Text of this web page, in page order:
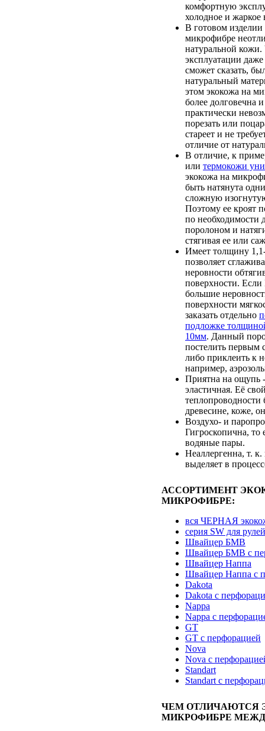
комфортную
холодное и жаркое
В готовом изделии
микрофибре
натуральной кожи.
эксплуатации
сможет сказать,
натуральный
этом экокожа на
более долговечна
практически
порезать или
стареет и не
отличие от
В отличие, к
или термокожи
экокожа на
быть натянута
сложную
Поэтому ее кроят
по необходимости
поролоном и
стягивая ее или
Имеет толщину
позволяет
неровности
поверхности.
большие
поверхности
заказать отдельно
подложке
10мм. Данный
постелить первым
либо приклеить к
например,
Приятна на ощупь
эластичная. Её
теплопроводности
древесине, коже,
Воздухо- и
Гигроскопична, то
водяные пары.
Неаллергенна, т. к.
выделяет в
АССОРТИМЕНТ
МИКРОФИБРЕ:
вся ЧЕРНАЯ
серия SW для
Швайцер БМВ
Швайцер БМВ с
Швайцер Наппа
Швайцер Наппа с
Dakota
Dakota с
Nappa
Nappa с
GT
GT с перфорацией
Nova
Nova с
Standart
Standart с
ЧЕМ ОТЛИЧАЮТСЯ
МИКРОФИБРЕ